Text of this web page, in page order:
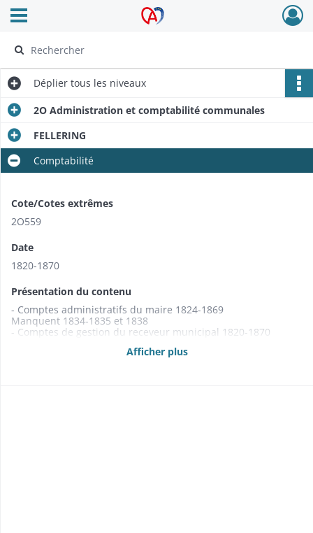
Archives Alsace - Colmar
Ouvrir le menu déroulant
Déplier tous les niveaux
2O Administration et comptabilité communales
FELLERING
Comptabilité
Cote/Cotes extrêmes
2O559
Date
1820-1870
Présentation du contenu
- Comptes administratifs du maire 1824-1869
Manquent 1834-1835 et 1838
- Comptes de gestion du receveur municipal 1820-1870
Afficher plus